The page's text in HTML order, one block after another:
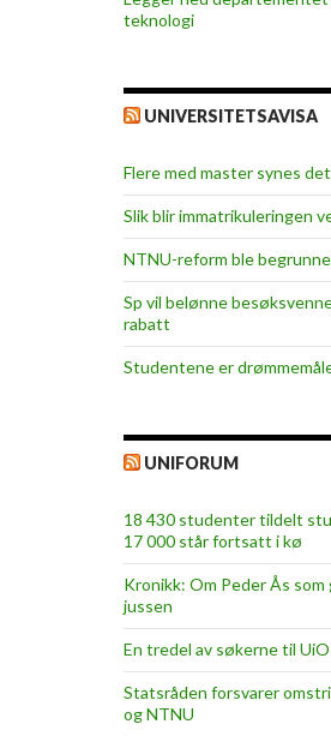
teknologi
UNIVERSITETSAVISA
Flere med master synes
Slik blir immatrikuleringen
NTNU-reform ble
Sp vil belønne
rabatt
Studentene er
UNIFORUM
18 430 studenter tildelt
17 000 står fortsatt i kø
Kronikk: Om Peder Ås
jussen
En tredel av søkerne til
Statsråden forsvarer
og NTNU